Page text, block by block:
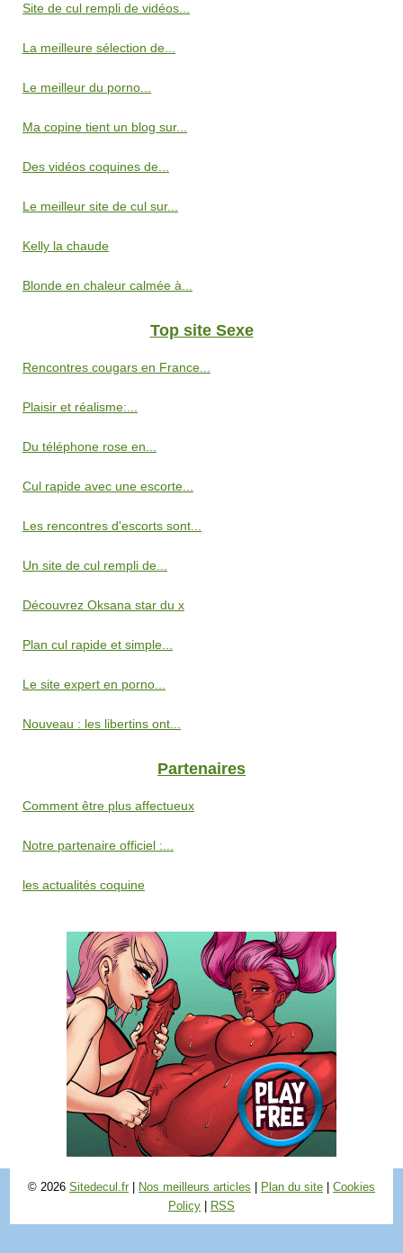
Site de cul rempli de vidéos...
La meilleure sélection de...
Le meilleur du porno...
Ma copine tient un blog sur...
Des vidéos coquines de...
Le meilleur site de cul sur...
Kelly la chaude
Blonde en chaleur calmée à...
Top site Sexe
Rencontres cougars en France...
Plaisir et réalisme:...
Du téléphone rose en...
Cul rapide avec une escorte...
Les rencontres d'escorts sont...
Un site de cul rempli de...
Découvrez Oksana star du x
Plan cul rapide et simple...
Le site expert en porno...
Nouveau : les libertins ont...
Partenaires
Comment être plus affectueux
Notre partenaire officiel :...
les actualités coquine
© 2026 Sitedecul.fr| Nos meilleurs articles Plan du site
Cookies
Policy
RSS